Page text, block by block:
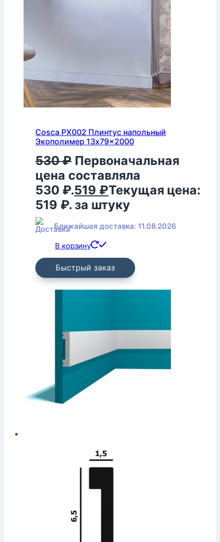
Cosca PX002 Плинтус напольный
Экополимер 13x79x2000
530₽ Первоначальная
цена составляла
530 ₽.519 ₽Текущая цена:
519 ₽. за штуку
Ближайшая доставка: 11.08.2026
В корзину
Быстрый заказ